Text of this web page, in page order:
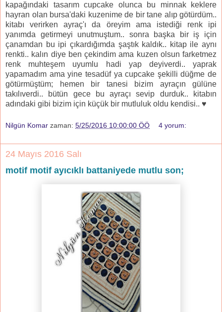
kapağındaki tasarım cupcake olunca bu minnak keklere
hayran olan bursa'daki kuzenime de bir tane alıp götürdüm..
kitabı verirken ayraç'ı da öreyim ama istediği renk ipi
yanımda getirmeyi unutmuştum.. sonra başka bir iş için
çanamdan bu ipi çıkardığımda şaştık kaldık.. kitap ile aynı
renkti.. kalın diye ben çekindim ama kuzen olsun farketmez
renk muhteşem uyumlu hadi yap deyiverdi.. yaprak
yapamadım ama yine tesadüf ya cupcake şekilli düğme de
götürmüştüm; hemen bir tanesi bizim ayraçın gülüne
takılıverdi.. bütün gece bu ayraçı sevip durduk.. kitabın
adındaki gibi bizim için küçük bir mutluluk oldu kendisi.. ♥
Nilgün Komar zaman: 5/25/2016 10:00:00 ÖÖ 4 yorum:
24 Mayıs 2016 Salı
motif motif ayıcıklı battaniyede mutlu son;